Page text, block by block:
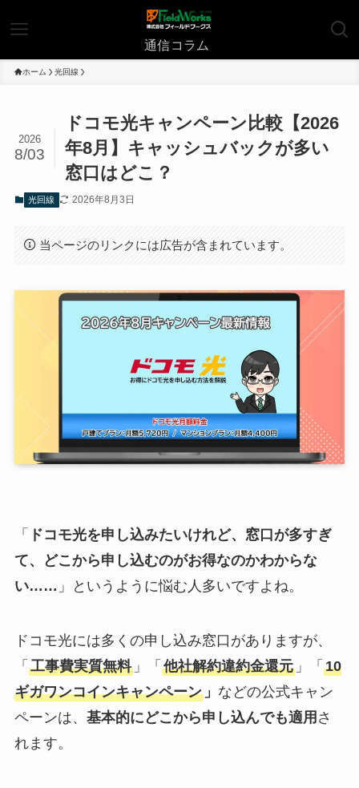
| 通信コラム
ホーム 光回線
ドコモ光キャンペーン比較【2026
年8月】キャッシュバックが多い
窓口はどこ？
2026
8/03
光回線 2026年8月3日
当ページのリンクには広告が含まれています。
「 ドコモ光を申し込みたいけれど、窓口が多すぎ
て、どこから申し込むのがお得なのかわからな
い…… 」というように悩む人多いですよね。
ドコモ光には多くの申し込み窓口がありますが、
「 工事費実質無料」「 他社解約違約金還元」「 10
ギガワンコインキャンペーン」 などの公式キャン
ペーンは、 基本的にどこから申し込んでも適用 さ
れます。